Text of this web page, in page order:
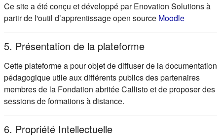
Ce site a été conçu et développé par Enovation Solutions à
partir de l'outil d’apprentissage open source Moodle(s'ouvre
5. Présentation de la plateforme
Cette plateforme a pour objet de diffuser de la documentation
pédagogique utile aux différents publics des partenaires
membres de la Fondation abritée Callisto et de proposer des
sessions de formations à distance.
6. Propriété Intellectuelle